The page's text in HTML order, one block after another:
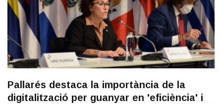
Pallarés destaca la importància de la
digitalització per guanyar en 'eficiència' i